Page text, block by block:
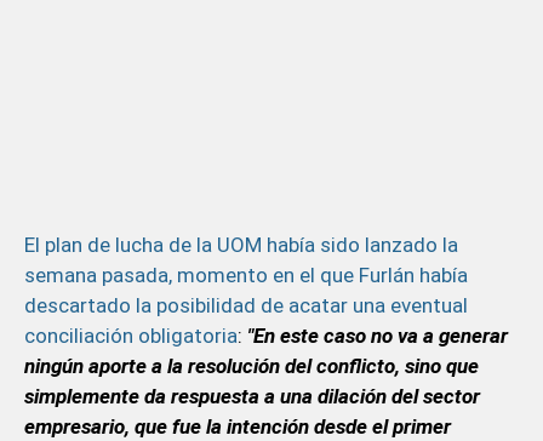
El plan de lucha de la UOM había sido lanzado la
semana pasada, momento en el que Furlán había
descartado la posibilidad de acatar una eventual
conciliación obligatoria: "En este caso no va a generar
ningún aporte a la resolución del conflicto, sino que
simplemente da respuesta a una dilación del sector
empresario, que fue la intención desde el primer